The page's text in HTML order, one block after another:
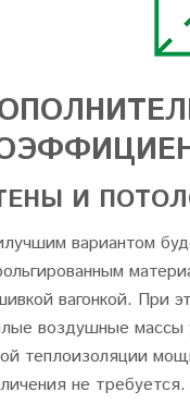
И
вариантом
вагонкой. При
воздушные массы
теплоизоляции
не требуется.